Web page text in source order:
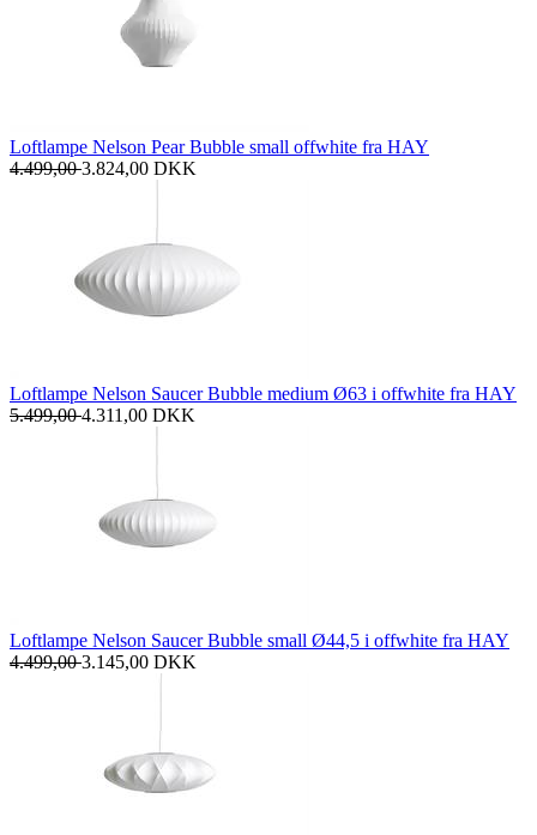
Loftlampe Nelson Pear Bubble small offwhite fra HAY
4.499,003.824,00 DKK
Loftlampe Nelson Saucer Bubble medium Ø63 i offwhite fra HAY
5.499,004.311,00 DKK
Loftlampe Nelson Saucer Bubble small Ø44,5 i offwhite fra HAY
4.499,003.145,00 DKK